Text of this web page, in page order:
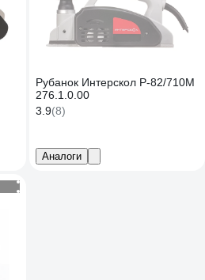
Рубанок Интерскол Р-82/710М
276.1.0.00
3.9(8)
Аналоги